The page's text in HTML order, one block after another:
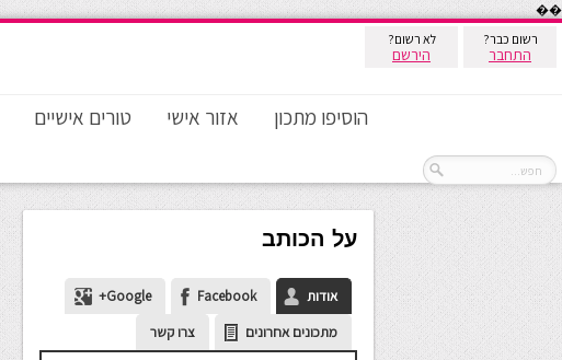
��
רשום כבר?
התחבר
לא רשום?
הירשם
הוסיפו מתכון אזור אישי טורים אישיים
על הכותב
אודות Facebook
Google+
מתכונים אחרונים
צרו קשר